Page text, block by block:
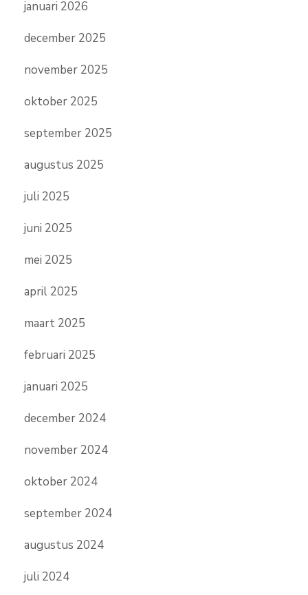
januari 2026
december 2025
november 2025
oktober 2025
september 2025
augustus 2025
juli 2025
juni 2025
mei 2025
april 2025
maart 2025
februari 2025
januari 2025
december 2024
november 2024
oktober 2024
september 2024
augustus 2024
juli 2024